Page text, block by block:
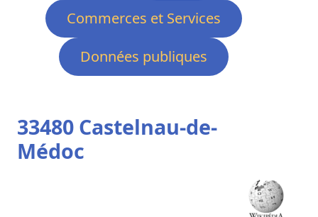
Commerces et Services
Données publiques
33480 Castelnau-de-
Médoc